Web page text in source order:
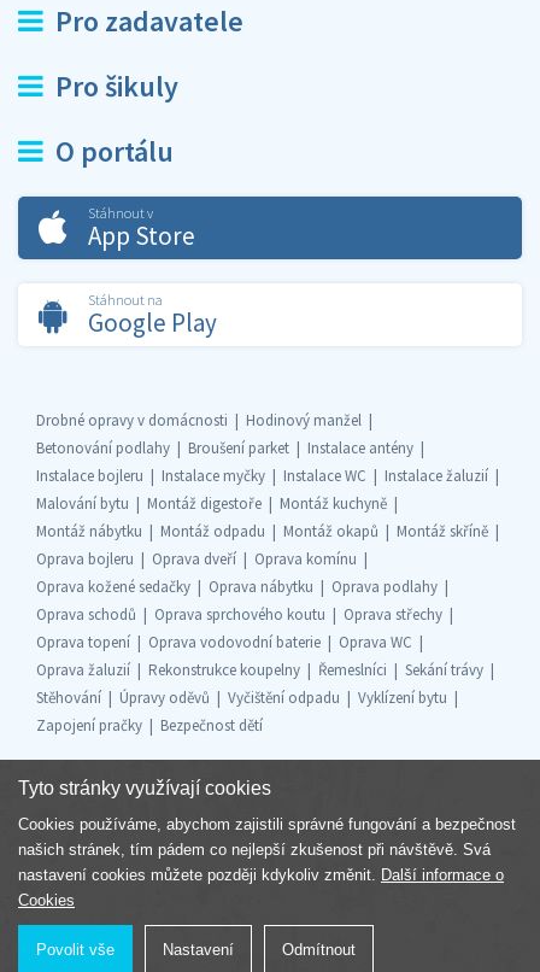
Pro zadavatele
Pro šikuly
O portálu
Stáhnout v
App Store
Stáhnout na
Google Play
Drobné opravy v domácnosti
Hodinový manžel
Betonování podlahy
Broušení parket
Instalace antény
Instalace bojleru
Instalace myčky Instalace WC
Instalace žaluzií
Malování bytu
Montáž digestoře
Montáž kuchyně
Montáž nábytku
Montáž odpadu Montáž okapů
Montáž skříně
Oprava bojleru
Oprava dveří
Oprava komínu
Oprava kožené sedačky
Oprava nábytku
Oprava podlahy
Oprava schodů
Oprava sprchového koutu
Oprava střechy
Oprava topení
Oprava vodovodní baterie
Oprava WC
Oprava žaluzií
Rekonstrukce koupelny Řemeslníci
Sekání trávy
Stěhování
Úpravy oděvů Vyčištění odpadu
Vyklízení bytu
Zapojení pračky
Bezpečnost dětí
Součást skupiny
Tyto stránky využívají cookies
Cookies používáme, abychom zajistili správné fungování a bezpečnost
našich stránek, tím pádem co nejlepší zkušenost při návštěvě. Svá
nastavení cookies můžete později kdykoliv změnit. Další informace o
Cookies
Povolit vše Nastavení Odmítnout